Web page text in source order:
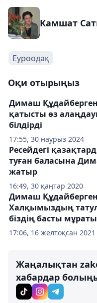
Камшат
Еуроодақ
Оқи отырыңыз
17:55, 30 наурыз 2024
Димаш
қатысты өз
білдірді
16:49, 30 қаңтар 2020
Ресейдегі
туған баласына
жатыр
17:06, 16 желтоқсан 2021
Димаш
Халқымыздың
біздің басты
Жаңалықтан
хабардар